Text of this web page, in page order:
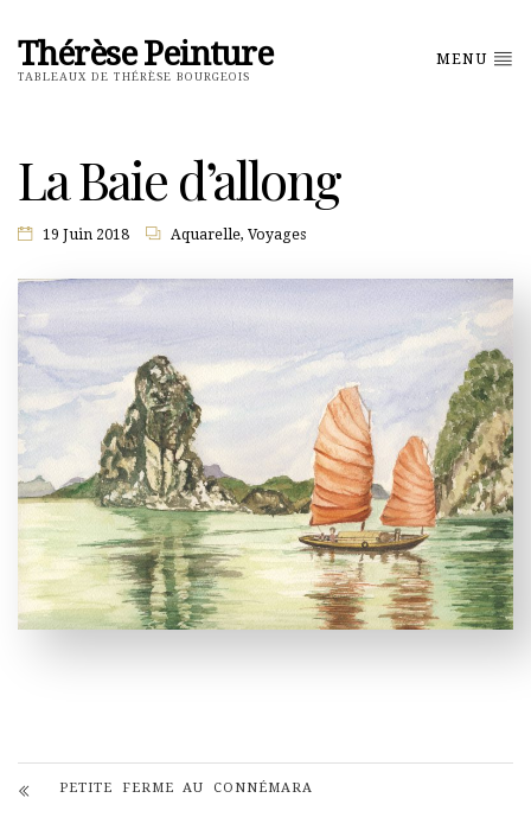
Thérèse Peinture
TABLEAUX DE THÉRÈSE BOURGEOIS
MENU
La Baie d’allong
19 Juin 2018 Aquarelle, Voyages
PETITE FERME AU CONNÉMARA